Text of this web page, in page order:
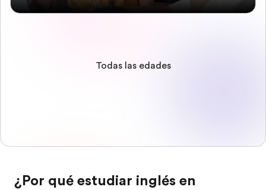
Todas las edades
¿Por qué estudiar inglés en